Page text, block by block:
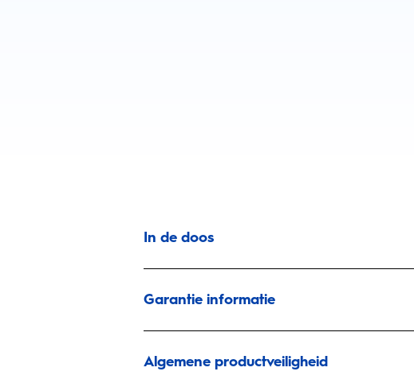
In de doos
Garantie informatie
Algemene productveiligheid